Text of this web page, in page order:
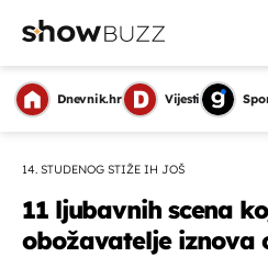
Dnevnik.hr Vijesti
14. STUDENOG STIŽE IH JOŠ
11 ljubavnih scena
obožavatelje iznova